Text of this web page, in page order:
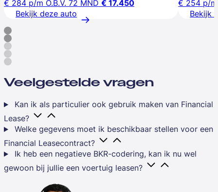
€ 284 p/m O.B.V. 72 MND € 17.450
Bekijk deze auto
€ 254 p/m
Bekijk
Veelgestelde vragen
Kan ik als particulier ook gebruik maken van Financial
Lease?
Welke gegevens moet ik beschikbaar stellen voor een
Financial Leasecontract?
Ik heb een negatieve BKR-codering, kan ik nu wel
gewoon bij jullie een voertuig leasen?